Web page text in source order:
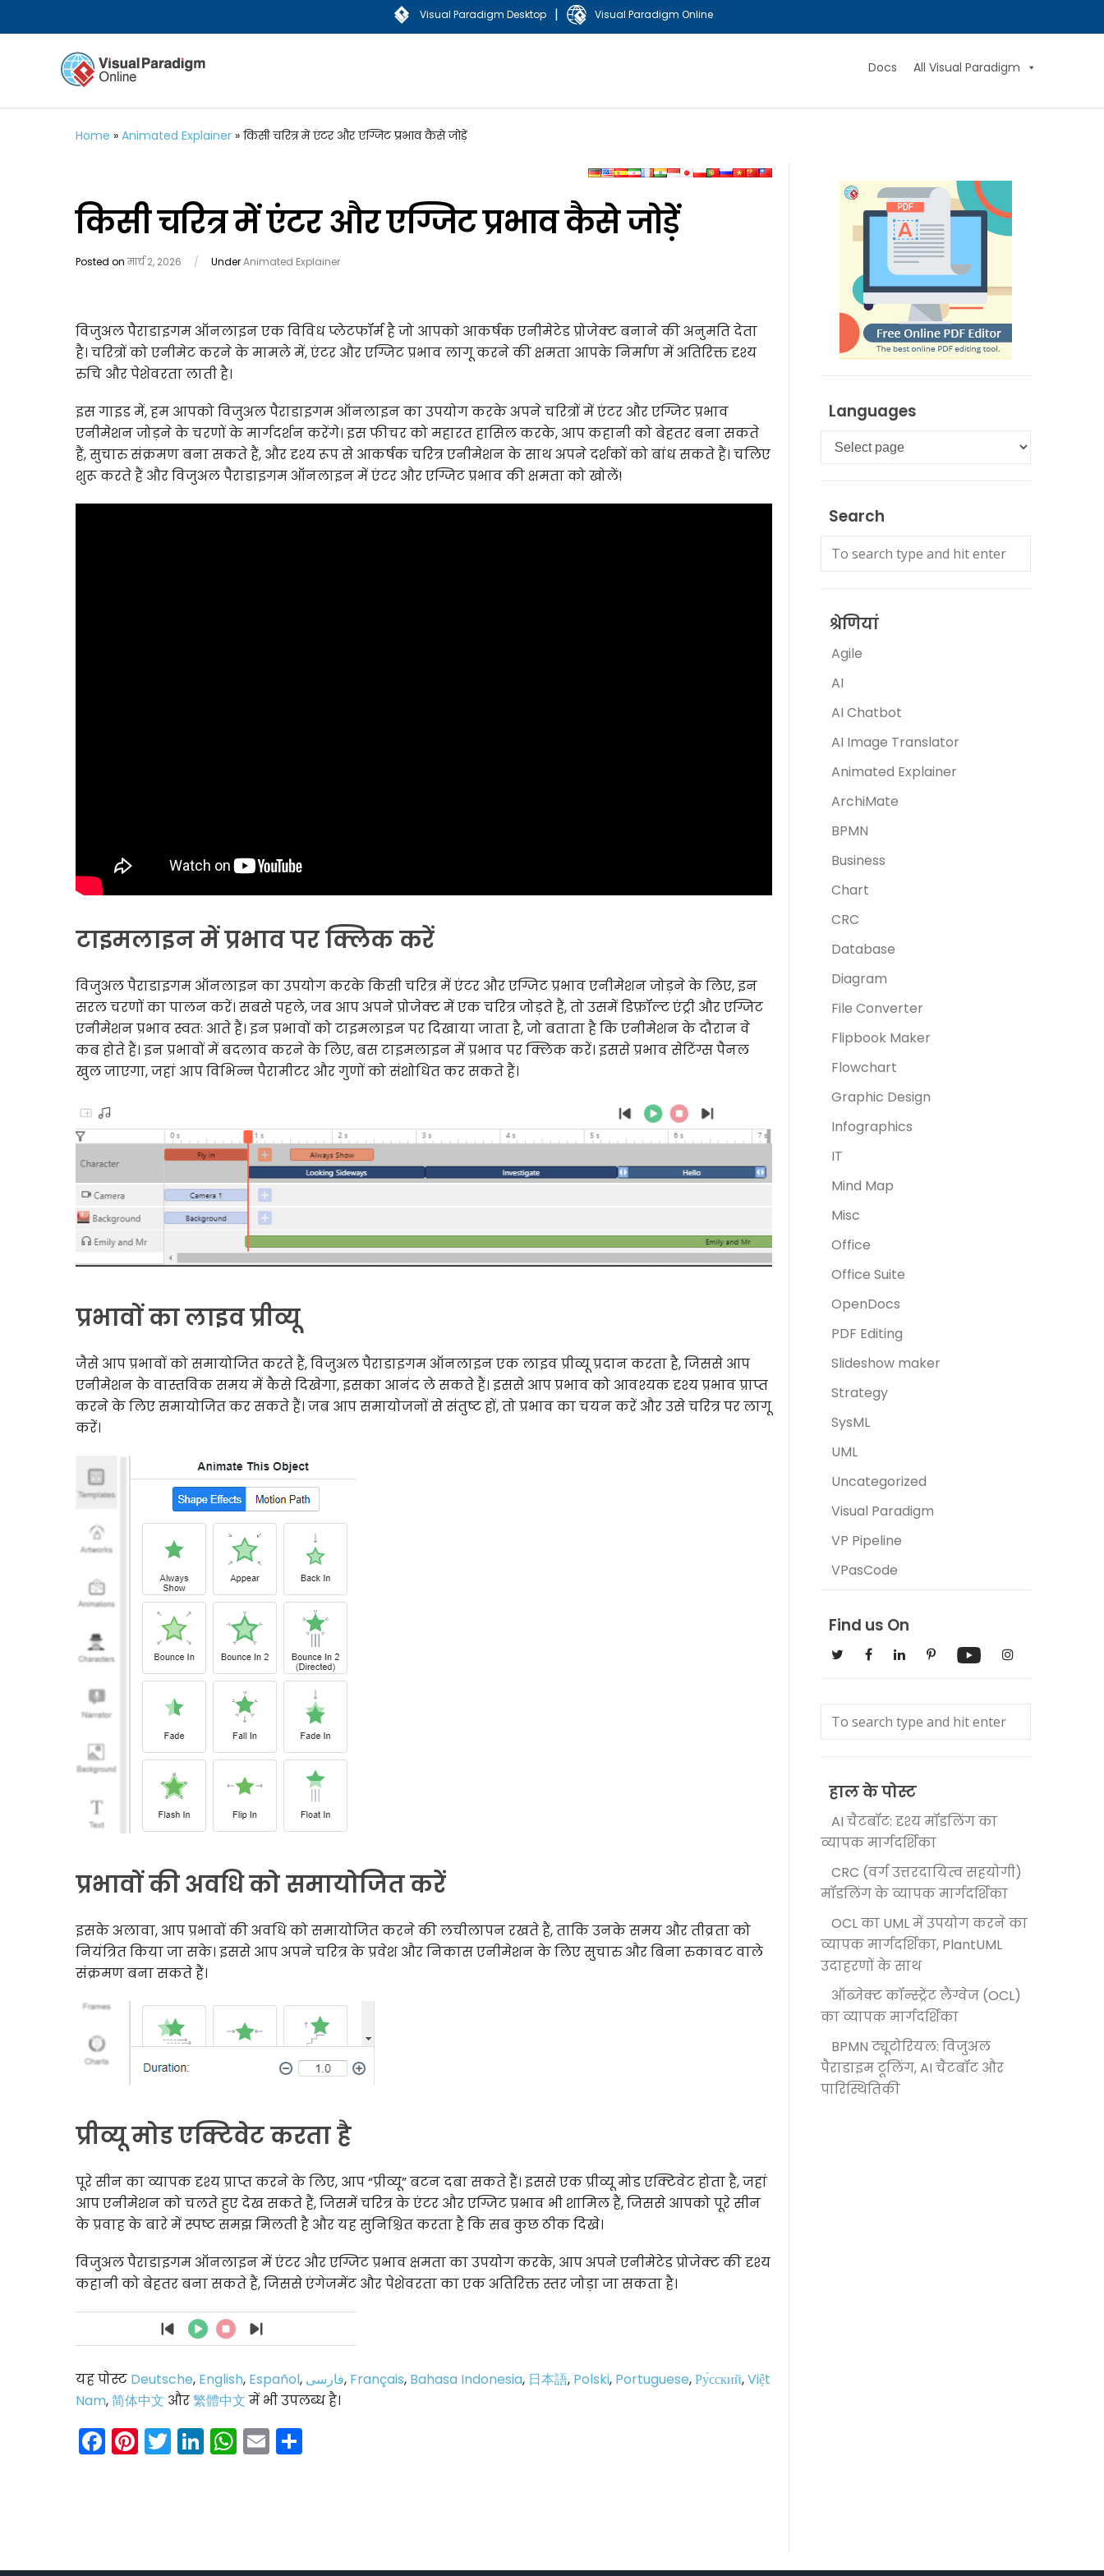
Visual Paradigm Desktop | Visual Paradigm Online
Docs All Visual Paradigm
Home » Animated Explainer » किसी चरित्र में एंटर और एग्जिट प्रभाव कैसे जोड़ें
किसी चरित्र में एंटर और एग्जिट प्रभाव कैसे जोड़ें
Posted onमार्च 2, 2026 / UnderAnimated Explainer
विजुअल पैराडाइगम ऑनलाइन एक विविध प्लेटफॉर्म है जो आपको आकर्षक एनीमेटेड प्रोजेक्ट बनाने की अनुमति देता
है। चरित्रों को एनीमेट करने के मामले में, एंटर और एग्जिट प्रभाव लागू करने की क्षमता आपके निर्माण में अतिरिक्त दृश्य
रुचि और पेशेवरता लाती है।
इस गाइड में, हम आपको विजुअल पैराडाइगम ऑनलाइन का उपयोग करके अपने चरित्रों में एंटर और एग्जिट प्रभाव
एनीमेशन जोड़ने के चरणों के मार्गदर्शन करेंगे। इस फीचर को महारत हासिल करके, आप कहानी को बेहतर बना सकते
हैं, सुचारु संक्रमण बना सकते हैं, और दृश्य रूप से आकर्षक चरित्र एनीमेशन के साथ अपने दर्शकों को बांध सकते हैं। चलिए
शुरू करते हैं और विजुअल पैराडाइगम ऑनलाइन में एंटर और एग्जिट प्रभाव की क्षमता को खोलें!
टाइमलाइन में प्रभाव पर क्लिक करें
विजुअल पैराडाइगम ऑनलाइन का उपयोग करके किसी चरित्र में एंटर और एग्जिट प्रभाव एनीमेशन जोड़ने के लिए, इन
सरल चरणों का पालन करें। सबसे पहले, जब आप अपने प्रोजेक्ट में एक चरित्र जोड़ते हैं, तो उसमें डिफ़ॉल्ट एंट्री और एग्जिट
एनीमेशन प्रभाव स्वतः आते हैं। इन प्रभावों को टाइमलाइन पर दिखाया जाता है, जो बताता है कि एनीमेशन के दौरान वे
कब होते हैं। इन प्रभावों में बदलाव करने के लिए, बस टाइमलाइन में प्रभाव पर क्लिक करें। इससे प्रभाव सेटिंग्स पैनल
खुल जाएगा, जहां आप विभिन्न पैरामीटर और गुणों को संशोधित कर सकते हैं।
प्रभावों का लाइव प्रीव्यू
जैसे आप प्रभावों को समायोजित करते हैं, विजुअल पैराडाइगम ऑनलाइन एक लाइव प्रीव्यू प्रदान करता है, जिससे आप
एनीमेशन के वास्तविक समय में कैसे दिखेगा, इसका आनंद ले सकते हैं। इससे आप प्रभाव को आवश्यक दृश्य प्रभाव प्राप्त
करने के लिए समायोजित कर सकते हैं। जब आप समायोजनों से संतुष्ट हों, तो प्रभाव का चयन करें और उसे चरित्र पर लागू
करें।
प्रभावों की अवधि को समायोजित करें
इसके अलावा, आप प्रभावों की अवधि को समायोजित करने की लचीलापन रखते हैं, ताकि उनके समय और तीव्रता को
नियंत्रित किया जा सके। इससे आप अपने चरित्र के प्रवेश और निकास एनीमेशन के लिए सुचारु और बिना रुकावट वाले
संक्रमण बना सकते हैं।
प्रीव्यू मोड एक्टिवेट करता है
पूरे सीन का व्यापक दृश्य प्राप्त करने के लिए, आप “प्रीव्यू” बटन दबा सकते हैं। इससे एक प्रीव्यू मोड एक्टिवेट होता है, जहां
आप एनीमेशन को चलते हुए देख सकते हैं, जिसमें चरित्र के एंटर और एग्जिट प्रभाव भी शामिल हैं, जिससे आपको पूरे सीन
के प्रवाह के बारे में स्पष्ट समझ मिलती है और यह सुनिश्चित करता है कि सब कुछ ठीक दिखे।
विजुअल पैराडाइगम ऑनलाइन में एंटर और एग्जिट प्रभाव क्षमता का उपयोग करके, आप अपने एनीमेटेड प्रोजेक्ट की दृश्य
कहानी को बेहतर बना सकते हैं, जिससे एंगेजमेंट और पेशेवरता का एक अतिरिक्त स्तर जोड़ा जा सकता है।
यह पोस्ट Deutsche, English, Español, فارسی, Français, Bahasa Indonesia, 日本語, Polski, Portuguese,Ру́сский,Việt
Nam,简体中文 और繁體中文 में भी उपलब्ध है।
Facebook
Pinterest
Twitter
LinkedIn
WhatsApp
Email
Languages
Languages
Search
श्रेणियां
Agile
AI
AI Chatbot
AI Image Translator
Animated Explainer
ArchiMate
BPMN
Business
Chart
CRC
Database
Diagram
File Converter
Flipbook Maker
Flowchart
Graphic Design
Infographics
IT
Mind Map
Misc
Office
Office Suite
OpenDocs
PDF Editing
Slideshow maker
Strategy
SysML
UML
Uncategorized
Visual Paradigm
VP Pipeline
VPasCode
Find us On
हाल के पोस्ट
AI चैटबॉट: दृश्य मॉडलिंग का
व्यापक मार्गदर्शिका
CRC (वर्ग उत्तरदायित्व सहयोगी)
मॉडलिंग के व्यापक मार्गदर्शिका
OCL का UML में उपयोग करने का
व्यापक मार्गदर्शिका, PlantUML
उदाहरणों के साथ
ऑब्जेक्ट कॉन्स्ट्रेंट लैंग्वेज (OCL)
का व्यापक मार्गदर्शिका
BPMN ट्यूटोरियल: विजुअल
पैराडाइम टूलिंग, AI चैटबॉट और
पारिस्थितिकी